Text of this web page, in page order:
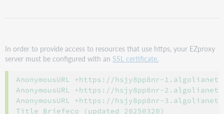
In order to provide access to resources that use https, your EZproxy
server must be configured with an SSL certificate.
AnonymousURL +https://hsjy8pp8nr-
AnonymousURL +https://hsjy8pp8nr-
AnonymousURL +https://hsjy8pp8nr-
Title Briefeco (updated 20250320)